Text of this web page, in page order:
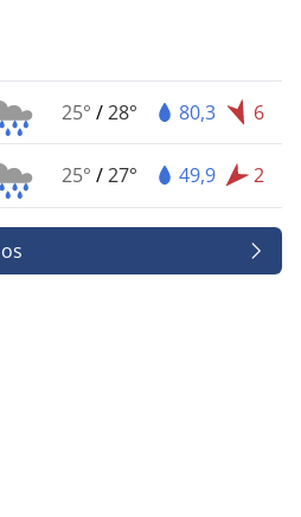
25° /28° 80,3 6
25° /27° 49,9 2